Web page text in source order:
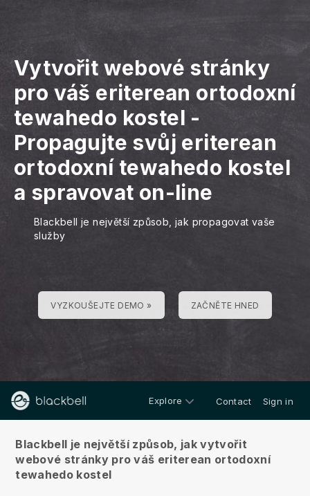
Vytvořit webové stránky
pro váš eriterean ortodoxní
tewahedo kostel -
Propagujte svůj eriterean
ortodoxní tewahedo kostel
a spravovat on-line
Blackbell je největší způsob, jak propagovat vaše
služby
VYZKOUŠEJTE DEMO » ZAČNĚTE HNED
Explore Contact Sign in
Blackbell je největší způsob, jak vytvořit
webové stránky pro váš eriterean ortodoxní
tewahedo kostel